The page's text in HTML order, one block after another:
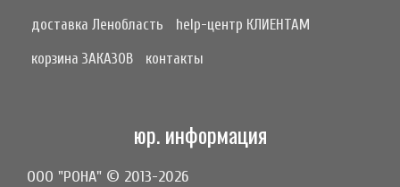
доставка Ленобласть
help-центр КЛИЕНТАМ
корзина ЗАКАЗОВ
контакты
юр. информация
ООО "РОНА" © 2013-2026